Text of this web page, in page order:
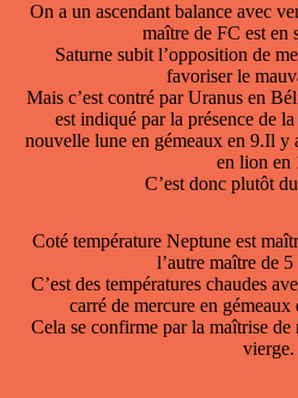
On a un ascendant balance avec
maître de FC est en
Saturne subit l’opposition de
favoriser le
Mais c’est contré par Uranus en
est indiqué par la présence de
nouvelle lune en gémeaux en 9.Il y
en lion en
C’est donc plutôt
Coté température Neptune est
l’autre maître de
C’est des températures chaudes
carré de mercure en
Cela se confirme par la maîtrise de
vierge.